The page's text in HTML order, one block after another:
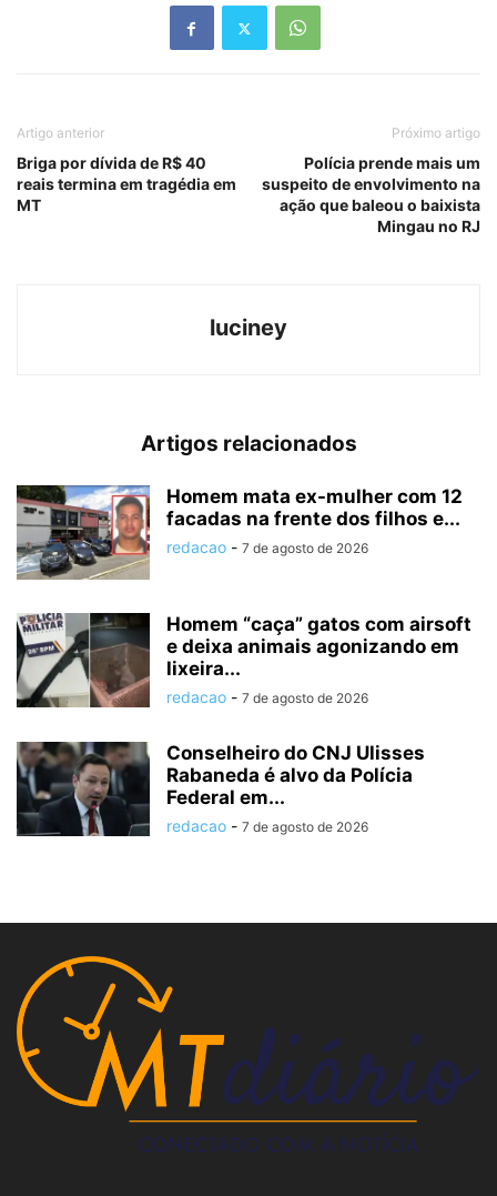
Artigo anterior
Briga por dívida de R$ 40
reais termina em tragédia em
MT
Próximo artigo
Polícia prende mais um
suspeito de envolvimento na
ação que baleou o baixista
Mingau no RJ
luciney
Artigos relacionados
Homem mata ex-mulher com 12
facadas na frente dos filhos e...
redacao - 7 de agosto de 2026
Homem “caça” gatos com airsoft
e deixa animais agonizando em
lixeira...
redacao - 7 de agosto de 2026
Conselheiro do CNJ Ulisses
Rabaneda é alvo da Polícia
Federal em...
redacao - 7 de agosto de 2026